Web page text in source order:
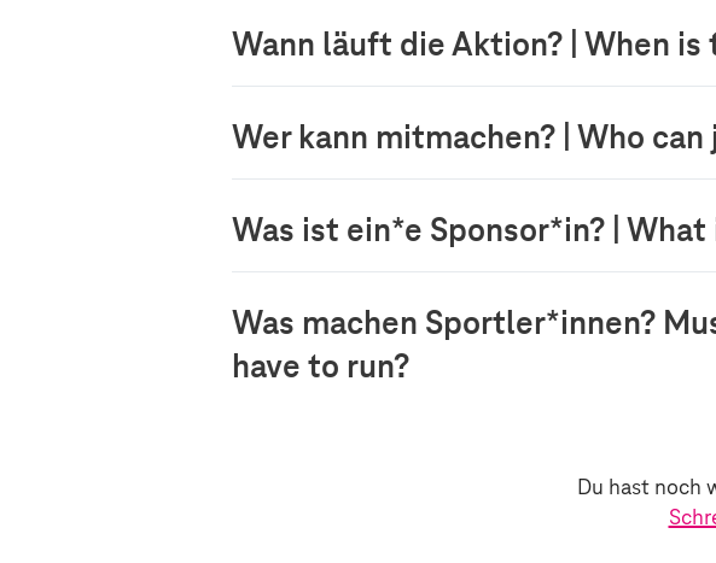
Wann läuft die Aktion? | When is
Wer kann mitmachen? | Who can
Was ist ein*e Sponsor*in? | What
Was machen Sportler*innen?
have to run?
Du hast noch